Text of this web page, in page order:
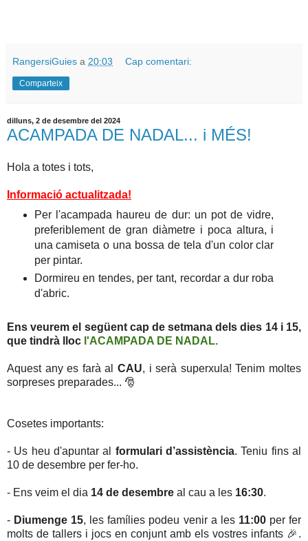
RangersiGuies a 20:03 Cap comentari:
Comparteix
dilluns, 2 de desembre del 2024
ACAMPADA DE NADAL... i MÉS!
Hola a totes i tots,
Informació actualitzada!
Per l'acampada haureu de dur: un pot de vidre,
preferiblement de gran diàmetre i poca altura, i
una camiseta o una bossa de tela d'un color clar
per pintar.
Dormireu en tendes, per tant, recordar a dur roba
d'abric.
Ens veurem el següent cap de setmana dels dies 14 i 15,
que tindrà lloc l'ACAMPADA DE NADAL.
Aquest any es farà al CAU, i serà superxula! Tenim moltes
sorpreses preparades... 🎅
Cosetes importants:
- Us heu d'apuntar al formulari d’assistència. Teniu fins al
10 de desembre per fer-ho.
- Ens veim el dia 14 de desembre al cau a les 16:30.
- Diumenge 15, les famílies podeu venir a les 11:00per fer
molts de tallers i jocs en conjunt amb els vostres infants 🎉.